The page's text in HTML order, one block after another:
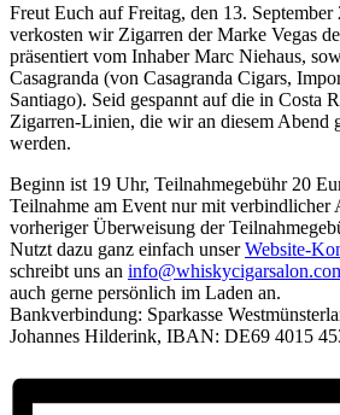
Freut Euch auf Freitag, den 13.
verkosten wir Zigarren der Marke Vegas
präsentiert vom Inhaber Marc Niehaus,
Casagranda (von Casagranda Cigars,
Santiago). Seid gespannt auf die in Costa
Zigarren-Linien, die wir an diesem Abend
werden.
Beginn ist 19 Uhr, Teilnahmegebühr 20
Teilnahme am Event nur mit verbindlicher
vorheriger Überweisung der
Nutzt dazu ganz einfach unserWebsite-
schreibt uns an
auch gerne persönlich im Laden an.
Bankverbindung: Sparkasse
Johannes Hilderink, IBAN: DE69 4015